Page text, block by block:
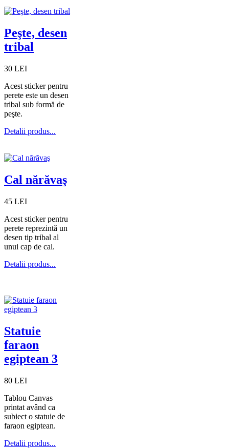
Peşte, desen
tribal
30 LEI
Acest sticker pentru
perete este un desen
tribal sub formă de
peşte.
Detalii produs...
Cal nărăvaş
45 LEI
Acest sticker pentru
perete reprezintă un
desen tip tribal al
unui cap de cal.
Detalii produs...
Statuie
faraon
egiptean 3
80 LEI
Tablou Canvas
printat având ca
subiect o statuie de
faraon egiptean.
Detalii produs...